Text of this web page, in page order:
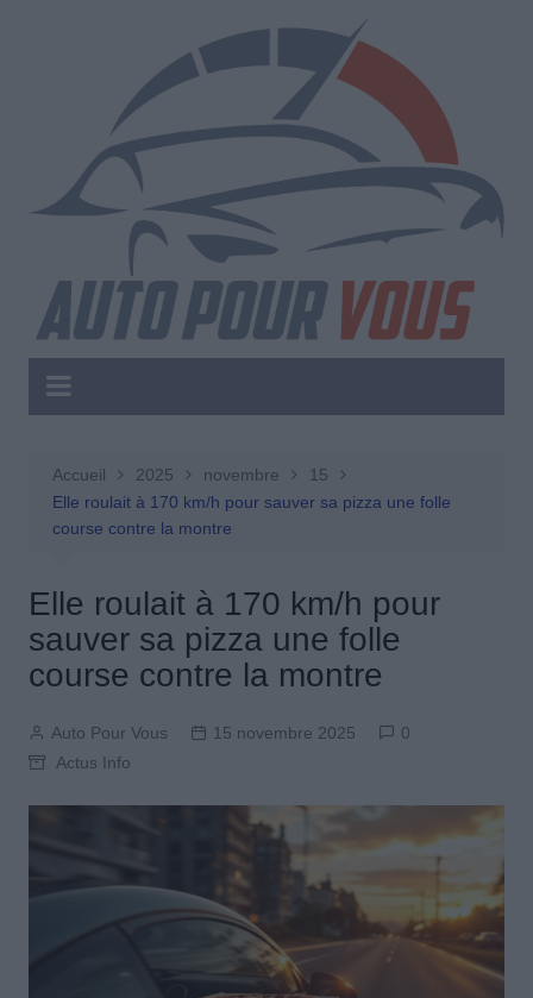
Accueil 2025 novembre
15
Elle roulait à 170 km/h pour sauver sa pizza une folle
course contre la montre
Elle roulait à 170 km/h pour
sauver sa pizza une folle
course contre la montre
Auto Pour Vous 15 novembre 2025
0
Actus Info